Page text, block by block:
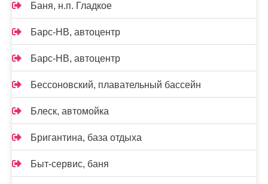
Баня, н.п. Гладкое
Барс-НВ, автоцентр
Барс-НВ, автоцентр
Бессоновский, плавательный бассейн
Блеск, автомойка
Бригантина, база отдыха
Быт-сервис, баня